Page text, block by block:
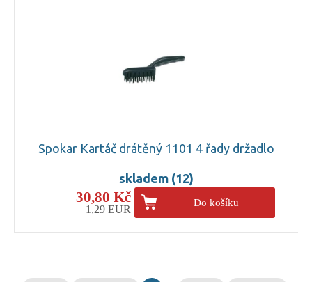
Spokar Kartáč drátěný 1101 4 řady držadlo
skladem (12)
30,80 Kč
1,29 EUR
Do košíku